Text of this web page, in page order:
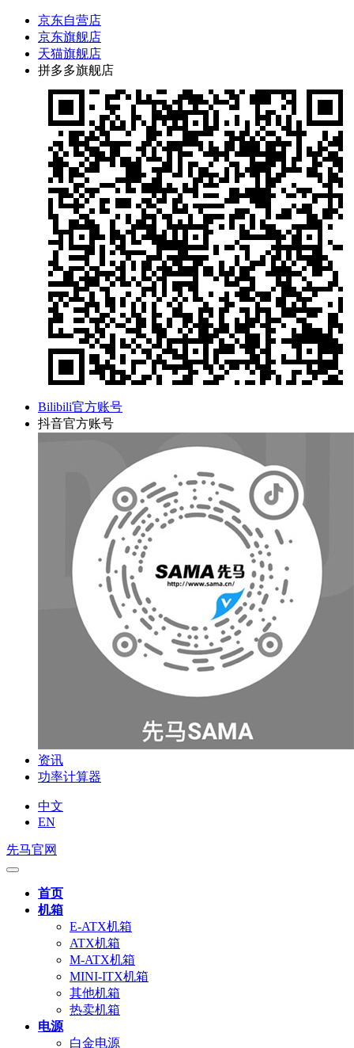
京东自营店
京东旗舰店
天猫旗舰店
拼多多旗舰店
Bilibili官方账号
抖音官方账号
资讯
功率计算器
中文
EN
先马官网
首页
机箱
E-ATX机箱
ATX机箱
M-ATX机箱
MINI-ITX机箱
其他机箱
热卖机箱
电源
白金电源